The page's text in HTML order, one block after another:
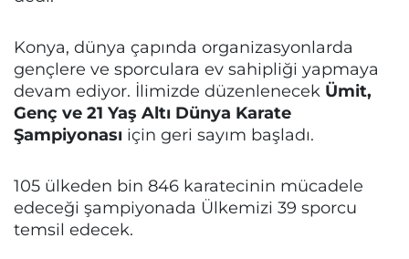
Konya, dünya çapında organizasyonlarda
gençlere ve sporculara ev sahipliği yapmaya
devam ediyor. İlimizde düzenlenecek Ümit,
Genç ve 21 Yaş Altı Dünya Karate
Şampiyonası için geri sayım başladı.
105 ülkeden bin 846 karatecinin mücadele
edeceği şampiyonada Ülkemizi 39 sporcu
temsil edecek.